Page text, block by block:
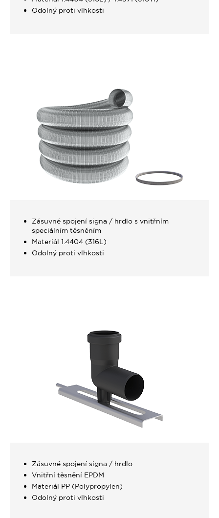
Odolný proti vlhkosti
Zásuvné spojení signa / hrdlo s vnitřním
speciálním těsněním
Materiál 1.4404 (316L)
Odolný proti vlhkosti
Zásuvné spojení signa / hrdlo
Vnitřní těsnění EPDM
Materiál PP (Polypropylen)
Odolný proti vlhkosti